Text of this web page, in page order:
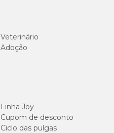
Veterinário
Adoção
Linha Joy
Cupom de desconto
Ciclo das pulgas